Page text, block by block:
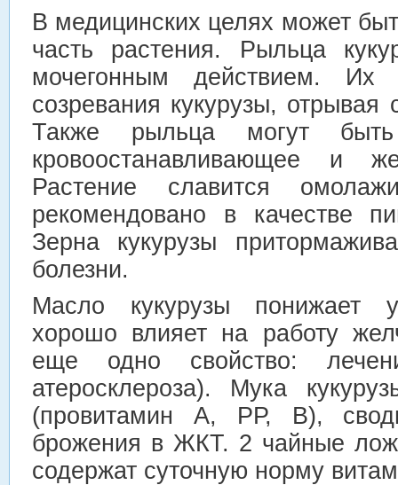
В медицинских целях может
часть растения. Рыльца
мочегонным действием.
созревания кукурузы, отрывая
Также рыльца могут
кровоостанавливающее и
Растение славится
рекомендовано в качестве
Зерна кукурузы
болезни.
Масло кукурузы понижает
хорошо влияет на работу
еще одно свойство:
атеросклероза). Мука
(провитамин А, РР, В),
брожения в ЖКТ. 2 чайные
содержат суточную норму